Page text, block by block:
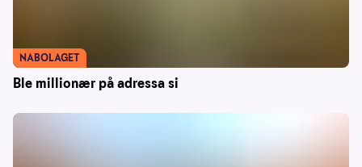
Ble millionær på adressa si
NABOLAGET